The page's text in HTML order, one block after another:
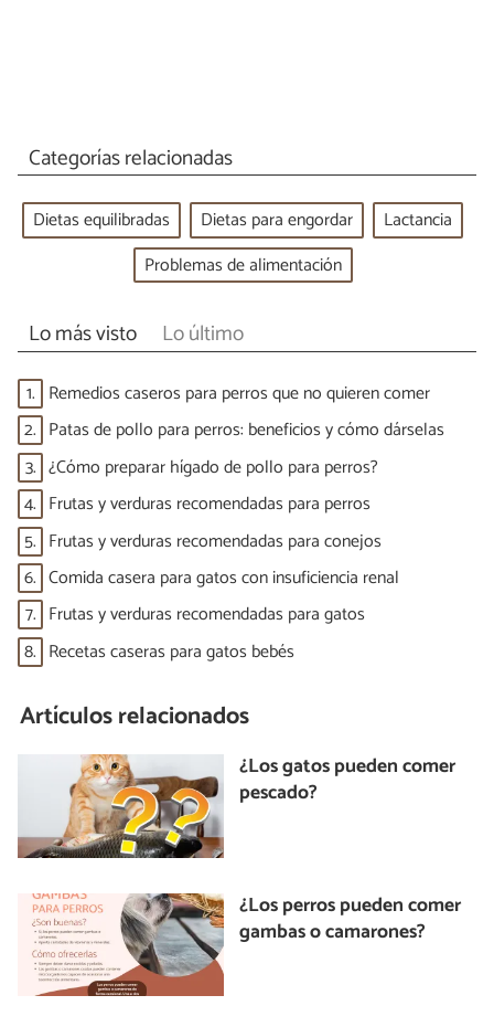
Categorías relacionadas
Dietas equilibradas Dietas para engordar
Lactancia
Problemas de alimentación
Lo más visto Lo último
1. Remedios caseros para perros que no quieren comer
2. Patas de pollo para perros: beneficios y cómo dárselas
3. ¿Cómo preparar hígado de pollo para perros?
4. Frutas y verduras recomendadas para perros
5. Frutas y verduras recomendadas para conejos
6. Comida casera para gatos con insuficiencia renal
7. Frutas y verduras recomendadas para gatos
8. Recetas caseras para gatos bebés
Artículos relacionados
¿Los gatos pueden comer
pescado?
¿Los perros pueden comer
gambas o camarones?